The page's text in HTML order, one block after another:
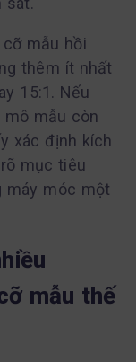
mẫu hồi
thêm ít nhất
15:1. Nếu
mô mẫu còn
xác định kích
mục tiêu
máy móc một
mẫu thế